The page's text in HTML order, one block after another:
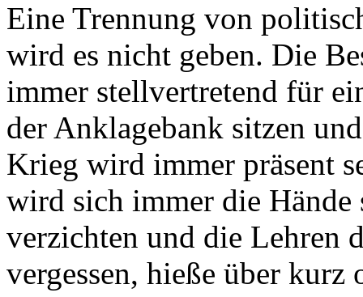
Eine Trennung von
wird es nicht geben. Die
immer stellvertretend für
der Anklagebank sitzen
Krieg wird immer präsent
wird sich immer die Hände
verzichten und die Lehren
vergessen, hieße über